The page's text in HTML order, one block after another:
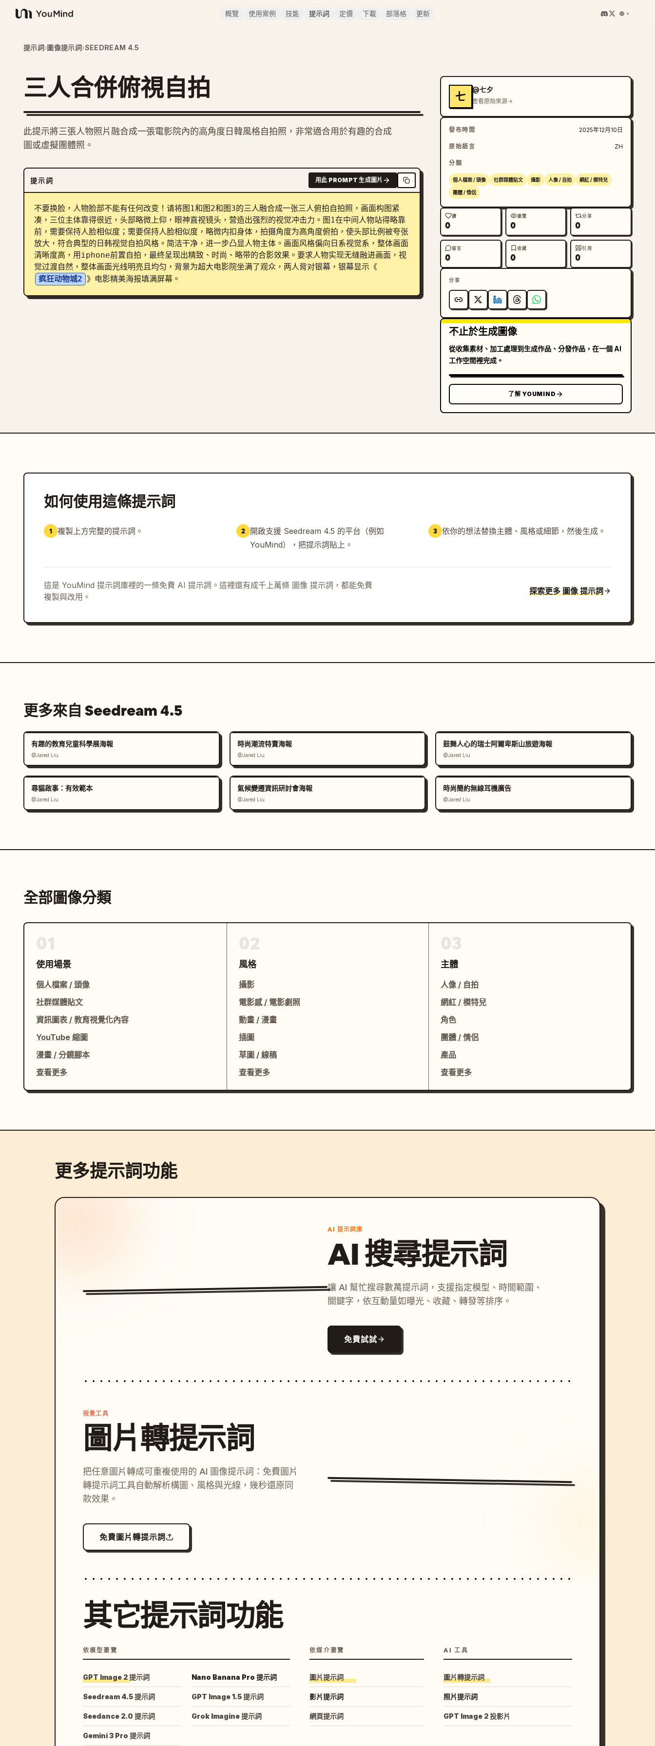
YouMind
概覽 使用案例 技能 提示詞 定價 下載 部落格 更新
提示詞›圖像提示詞›SEEDREAM 4.5
三人合併俯視自拍
此提示將三張人物照片融合成一張電影院內的高角度日韓風格自拍照，非常適合用於有趣的合成
圖或虛擬團體照。
提示詞 用此 PROMPT 生成圖片
不要换脸，人物脸部不能有任何改变！请将图1和图2和图3的三人融合成一张三人俯拍自拍照，画面构图紧
凑，三位主体靠得很近，头部略微上仰，眼神直视镜头，营造出强烈的视觉冲击力。图1在中间人物站得略靠
前，需要保持人脸相似度；需要保持人脸相似度，略微内扣身体，拍摄角度为高角度俯拍，使头部比例被夸张
放大，符合典型的日韩视觉自拍风格。简洁干净，进一步凸显人物主体。画面风格偏向日系视觉系，整体画面
清晰度高，用iphone前置自拍，最终呈现出精致、时尚、略带的合影效果。要求人物实现无缝融进画面，视
觉过渡自然，整体画面光线明亮且均匀，背景为超大电影院坐满了观众，两人背对银幕，银幕显示《
疯狂动物城2 》电影精美海报填满屏幕。
七
@七夕
查看原始來源
發布時間 2025年12月10日
原始語言 ZH
分類
個人檔案 / 頭像 社群媒體貼文 攝影 人像 / 自拍 網紅 / 模特兒
團體 / 情侶
讚
0
瀏覽
0
分享
0
留言
0
收藏
0
引用
0
分享
不止於生成圖像
從收集素材、加工處理到生成作品、分發作品，在一個 AI
工作空間裡完成。
了解 YOUMIND
如何使用這條提示詞
1 複製上方完整的提示詞。 2 開啟支援 Seedream 4.5 的平台（例如
YouMind），把提示詞貼上。
3 依你的想法替換主體、風格或細節，然後生成。
這是 YouMind 提示詞庫裡的一條免費 AI 提示詞。這裡還有成千上萬條 圖像 提示詞，都能免費
複製與改用。
探索更多 圖像 提示詞
更多來自 Seedream 4.5
有趣的教育兒童科學展海報
@Jared Liu
時尚潮流特賣海報
@Jared Liu
鼓舞人心的瑞士阿爾卑斯山旅遊海報
@Jared Liu
尋貓啟事：有效範本
@Jared Liu
氣候變遷資訊研討會海報
@Jared Liu
時尚簡約無線耳機廣告
@Jared Liu
全部圖像分類
使用場景
個人檔案 / 頭像
社群媒體貼文
資訊圖表 / 教育視覺化內容
YouTube 縮圖
漫畫 / 分鏡腳本
查看更多
風格
攝影
電影感 / 電影劇照
動畫 / 漫畫
插圖
草圖 / 線稿
查看更多
主體
人像 / 自拍
網紅 / 模特兒
角色
團體 / 情侶
產品
查看更多
更多提示詞功能
AI 提示詞庫
AI 搜尋提示詞
讓 AI 幫忙搜尋數萬提示詞，支援指定模型、時間範圍、
關鍵字，依互動量如曝光、收藏、轉發等排序。
免費試試
視覺工具
圖片轉提示詞
把任意圖片轉成可重複使用的 AI 圖像提示詞：免費圖片
轉提示詞工具自動解析構圖、風格與光線，幾秒還原同
款效果。
免費圖片轉提示詞
其它提示詞功能
依模型瀏覽
GPT Image 2 提示詞 Nano Banana Pro 提示詞
Seedream 4.5 提示詞 GPT Image 1.5 提示詞
Seedance 2.0 提示詞 Grok Imagine 提示詞
Gemini 3 Pro 提示詞
依媒介瀏覽
圖片提示詞
影片提示詞
網頁提示詞
AI 工具
圖片轉提示詞
照片提示詞
GPT Image 2 投影片